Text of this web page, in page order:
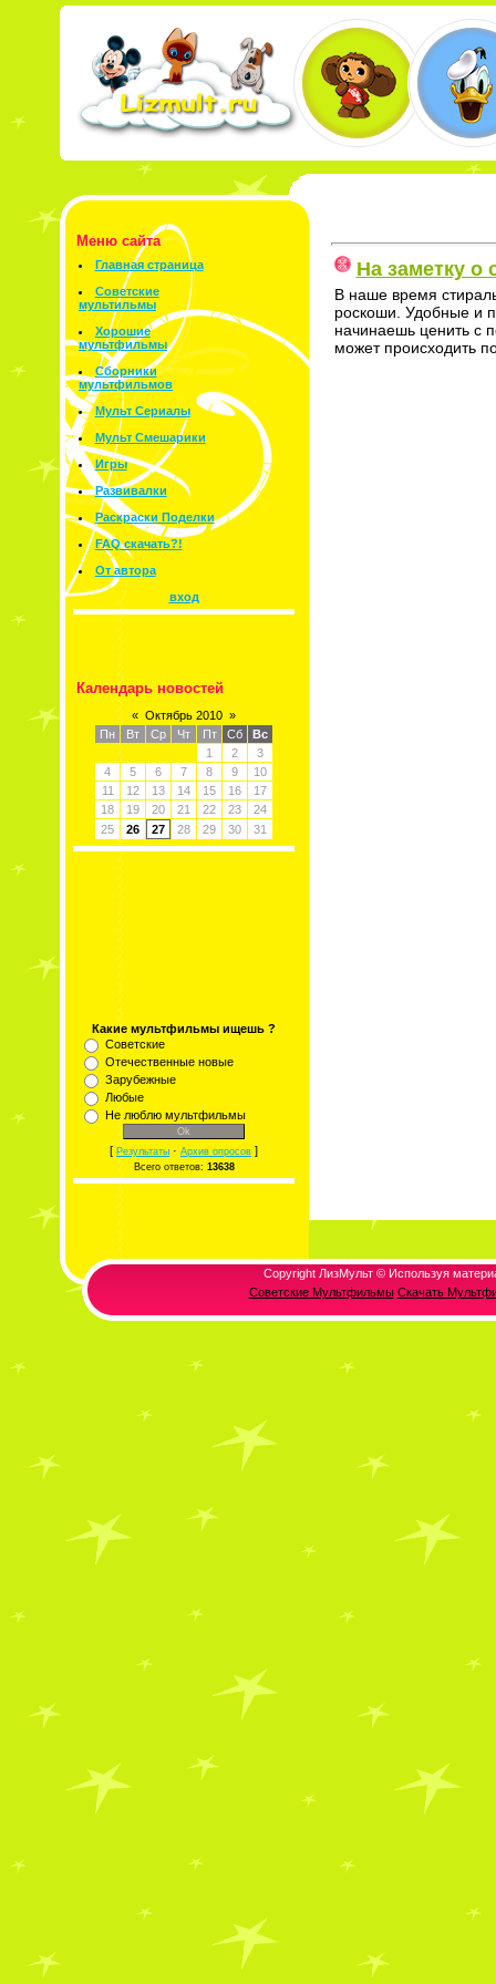
Меню сайта
Главная страница
Советские
мультильмы
Хорошие
мультфильмы
Сборники
мультфильмов
Мульт Сериалы
Мульт Смешарики
Игры
Развивалки
Раскраски Поделки
FAQ скачать?!
От автора
вход
Календарь новостей
« Октябрь 2010 »
Пн
Вт Ср Чт Пт Сб
Вс
1
2
3
4
5 6 7 8 9
10
11
12 13 14 15 16
17
18
19 20 21 22 23
24
25
26 27 28 29 30 31
Какие мультфильмы ищешь ?
Советские
Отечественные новые
Зарубежные
Любые
Не люблю мультфильмы
[ Результаты · Архив опросов ]
Всего ответов: 13638
На заметку о
В наше время
роскоши. Удобные и
начинаешь ценить с
может происходить
Copyright ЛизМульт © Используя
Советские Мультфильмы Скачать